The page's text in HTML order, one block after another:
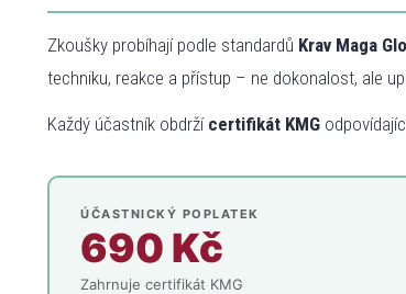
Zkoušky probíhají podle standardů Krav Maga
techniku, reakce a přístup – ne dokonalost, ale
Každý účastník obdrží certifikát KMG
ÚČASTNICKÝ POPLATEK
690 Kč
Zahrnuje certifikát KMG